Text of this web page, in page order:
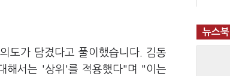
도가 담겼다고 풀이했습니다. 김동
해서는 '상위'를 적용했다"며 "이는
뉴스북